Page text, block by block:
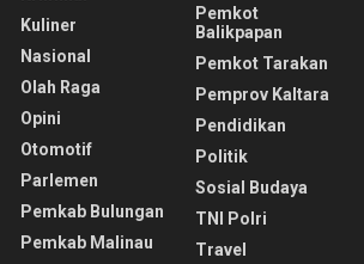
Kuliner
Nasional
Olah Raga
Opini
Otomotif
Parlemen
Pemkab Bulungan
Pemkab Malinau
Pemkot
Balikpapan
Pemkot Tarakan
Pemprov Kaltara
Pendidikan
Politik
Sosial Budaya
TNI Polri
Travel